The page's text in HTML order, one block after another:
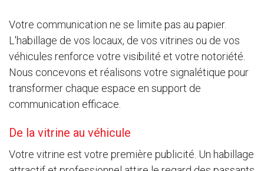
Votre communication ne se limite pas au papier.
L'habillage de vos locaux, de vos vitrines ou de vos
véhicules renforce votre visibilité et votre notoriété.
Nous concevons et réalisons votre signalétique pour
transformer chaque espace en support de
communication efficace.
De la vitrine au véhicule
Votre vitrine est votre première publicité. Un habillage